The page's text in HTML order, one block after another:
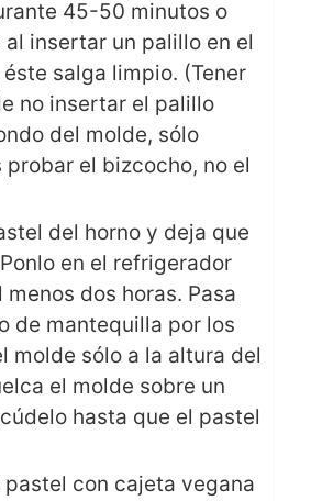
45-50 minutos o
al insertar un palillo en el
salga limpio. (Tener
no insertar el palillo
del molde, sólo
probar el bizcocho, no el
del horno y deja que
en el refrigerador
menos dos horas. Pasa
de mantequilla por los
molde sólo a la altura del
el molde sobre un
hasta que el pastel
con cajeta vegana